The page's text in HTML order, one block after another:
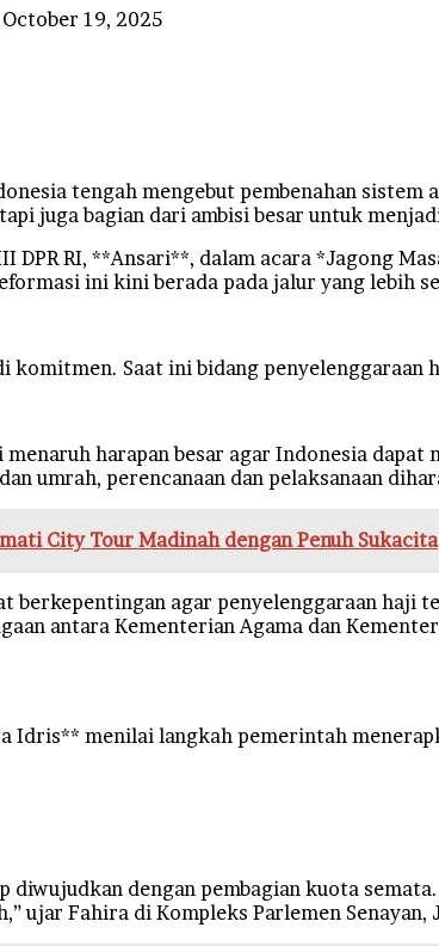
October 19, 2025
tengah mengebut pembenahan sistem
juga bagian dari ambisi besar untuk
RI, **Ansari**, dalam acara *Jagong
ini kini berada pada jalur yang lebih
komitmen. Saat ini bidang
harapan besar agar Indonesia
umrah, perencanaan dan pelaksanaan
City Tour Madinah dengan Penuh Sukacita
berkepentingan agar penyelenggaraan
antara Kementerian Agama dan
Idris** menilai langkah pemerintah
diwujudkan dengan pembagian kuota
ujar Fahira di Kompleks Parlemen Senayan,